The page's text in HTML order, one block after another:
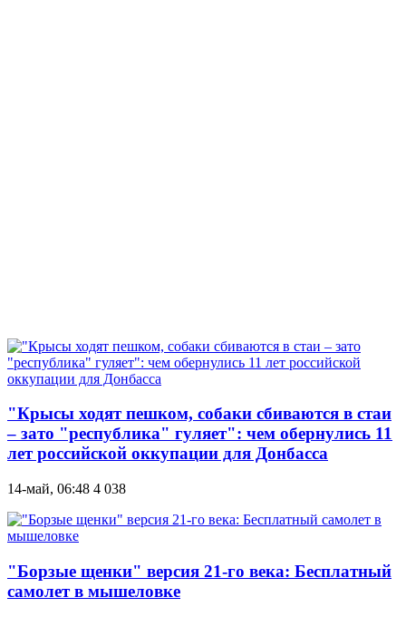
"Крысы ходят пешком, собаки сбиваются в стаи
– зато "республика" гуляет": чем обернулись 11
лет российской оккупации для Донбасса
14-май, 06:48 4 038
"Борзые щенки" версия 21-го века: Бесплатный
самолет в мышеловке